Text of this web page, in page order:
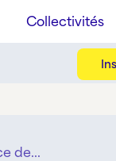
Collectivités
de...